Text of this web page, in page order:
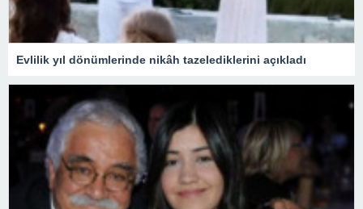
Evlilik yıl dönümlerinde nikâh tazelediklerini açıkladı